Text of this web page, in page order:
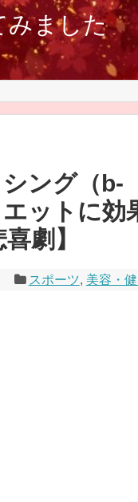
みました
ング（b-
ットに効
劇】
スポーツ, 美容・